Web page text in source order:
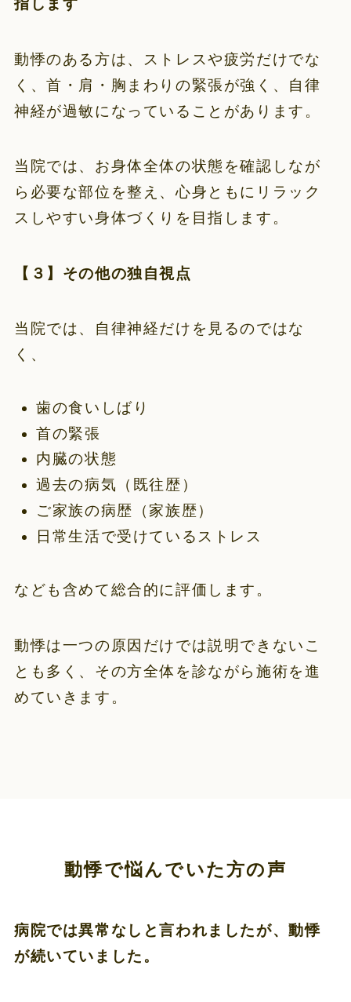
指します
動悸のある方は、ストレスや疲労だけでな
く、首・肩・胸まわりの緊張が強く、自律
神経が過敏になっていることがあります。
当院では、お身体全体の状態を確認しなが
ら必要な部位を整え、心身ともにリラック
スしやすい身体づくりを目指します。
【３】その他の独自視点
当院では、自律神経だけを見るのではな
く、
歯の食いしばり
首の緊張
内臓の状態
過去の病気（既往歴）
ご家族の病歴（家族歴）
日常生活で受けているストレス
なども含めて総合的に評価します。
動悸は一つの原因だけでは説明できないこ
とも多く、その方全体を診ながら施術を進
めていきます。
動悸で悩んでいた方の声
病院では異常なしと言われましたが、動悸
が続いていました。